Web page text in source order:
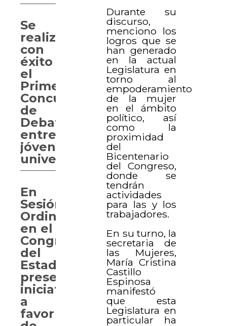
Durante su
discurso,
menciono los
logros que se
han generado
en la actual
Legislatura en
torno al
empoderamiento
de la mujer
en el ámbito
político, así
como la
proximidad
del
Bicentenario
del Congreso,
donde se
tendrán
actividades
para las y los
trabajadores.
En su turno, la
secretaria de
las Mujeres,
María Cristina
Castillo
Espinosa
manifestó
que esta
Legislatura en
particular ha
Se
realiza
con
éxito
el
Primer
Concurso
de
Debate
entre
jóvenes
universitarios
En
Sesión
Ordinaria
en el
Congreso
del
Estado
presentan
iniciativa
a
favor